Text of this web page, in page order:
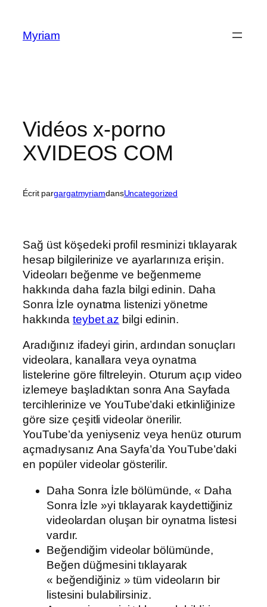
Myriam
Vidéos x-porno
XVIDEOS COM
Écrit pargargatmyriamdansUncategorized
Sağ üst köşedeki profil resminizi tıklayarak
hesap bilgilerinize ve ayarlarınıza erişin.
Videoları beğenme ve beğenmeme
hakkında daha fazla bilgi edinin. Daha
Sonra İzle oynatma listenizi yönetme
hakkındateybet az bilgi edinin.
Aradığınız ifadeyi girin, ardından sonuçları
videolara, kanallara veya oynatma
listelerine göre filtreleyin. Oturum açıp video
izlemeye başladıktan sonra Ana Sayfada
tercihlerinize ve YouTube’daki etkinliğinize
göre size çeşitli videolar önerilir.
YouTube’da yeniyseniz veya henüz oturum
açmadıysanız Ana Sayfa’da YouTube’daki
en popüler videolar gösterilir.
Daha Sonra İzle bölümünde, « Daha
Sonra İzle »yi tıklayarak kaydettiğiniz
videolardan oluşan bir oynatma listesi
vardır.
Beğendiğim videolar bölümünde,
Beğen düğmesini tıklayarak
« beğendiğiniz » tüm videoların bir
listesini bulabilirsiniz.